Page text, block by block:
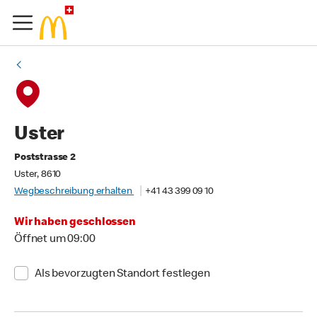
Uster
Poststrasse 2
Uster, 8610
Wegbeschreibung erhalten
+41 43 399 09 10
Wir haben geschlossen
Öffnet um 09:00
Als bevorzugten Standort festlegen